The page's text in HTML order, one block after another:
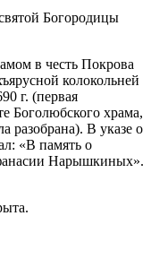
Богородицы
в честь Покрова
колокольней
г. (первая
Боголюбского храма,
разобрана). В указе о
«В память о
Нарышкиных».